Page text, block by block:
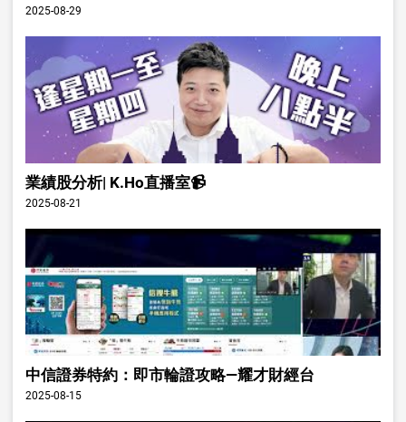
2025-08-29
業績股分析| K.Ho直播室📹
2025-08-21
中信證券特約：即市輪證攻略—耀才財經台
2025-08-15